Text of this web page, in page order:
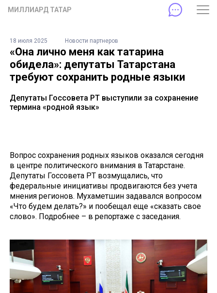
МИЛЛИАРД ТАТАР
18 июля 2025 Новости партнеров
«Она лично меня как татарина
обидела»: депутаты Татарстана
требуют сохранить родные языки
Депутаты Госсовета РТ выступили за сохранение
термина «родной язык»
Вопрос сохранения родных языков оказался сегодня
в центре политического внимания в Татарстане.
Депутаты Госсовета РТ возмущались, что
федеральные инициативы продвигаются без учета
мнения регионов. Мухаметшин задавался вопросом
«Что будем делать?» и пообещал еще «сказать свое
слово». Подробнее – в репортаже с заседания.